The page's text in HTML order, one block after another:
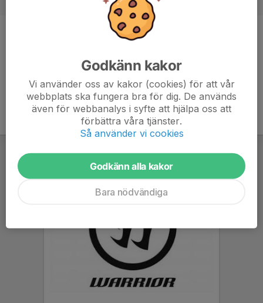
Godkänn kakor
Vi använder oss av kakor (cookies) för att vår
webbplats ska fungera bra för dig. De används
även för webbanalys i syfte att hjälpa oss att
förbättra våra tjänster.
Så använder vi cookies
Godkänn alla kakor
Bara nödvändiga